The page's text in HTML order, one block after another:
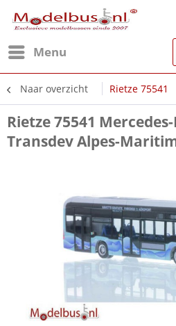
Menu
Naar overzicht Rietze 75541
Rietze 75541
Transdev Alpes-